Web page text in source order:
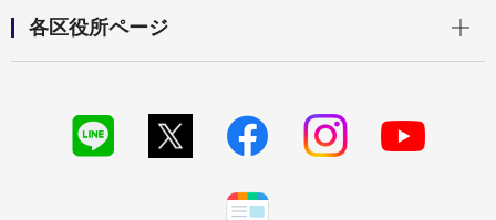
各区役所ページ